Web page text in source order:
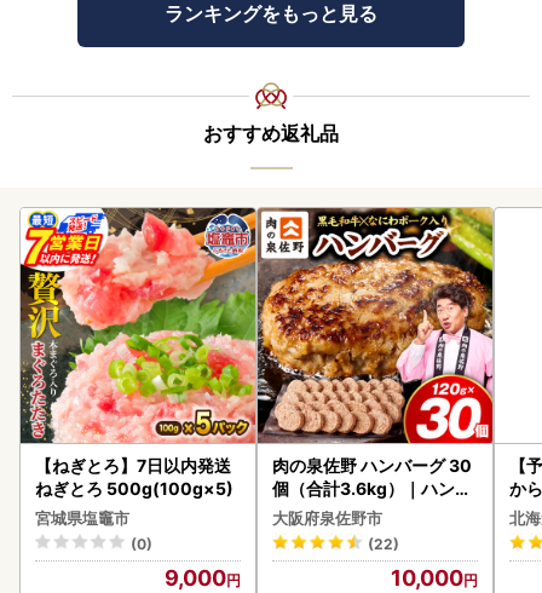
ランキングをもっと見る
おすすめ返礼品
【ねぎとろ】7日以内発送
ねぎとろ 500g(100g×5)
宮城県塩竈市
(0)
9,000
肉の泉佐野 ハンバーグ 30
個（合計3.6kg）｜ハンバ
ーグ 訳あり 黒毛和牛×なに
わポーク
大阪府泉佐野市
(22)
10,000
【
か
ら
g (
)【
北